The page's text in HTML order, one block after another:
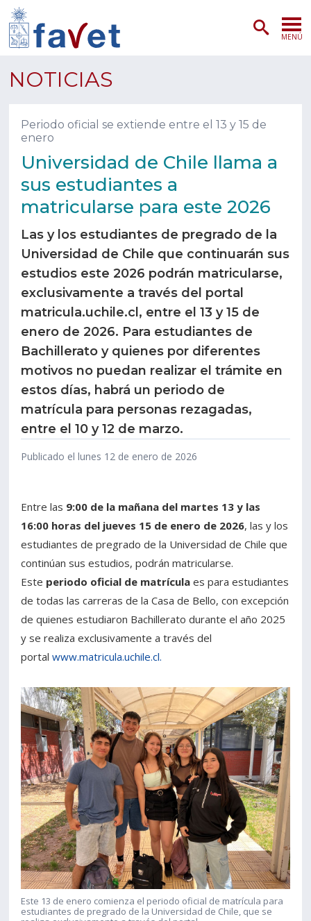
MENÚ
POSTGRADO
INVESTIGACIÓN
EXTENSIÓN
SERVICIOS VETERINARIOS
FACULTAD
Estudiantes
Académicos
Funcionarios
Egresados
NOTICIAS
Periodo oficial se extiende entre el 13 y 15 de
enero
Universidad de Chile llama a
sus estudiantes a
matricularse para este 2026
Las y los estudiantes de pregrado de la
Universidad de Chile que continuarán sus
estudios este 2026 podrán matricularse,
exclusivamente a través del portal
matricula.uchile.cl, entre el 13 y 15 de
enero de 2026. Para estudiantes de
Bachillerato y quienes por diferentes
motivos no puedan realizar el trámite en
estos días, habrá un periodo de
matrícula para personas rezagadas,
entre el 10 y 12 de marzo.
Publicado el lunes 12 de enero de 2026
Entre las 9:00 de la mañana del martes 13 y las
16:00 horas del jueves 15 de enero de 2026, las y los
estudiantes de pregrado de la Universidad de Chile que
continúan sus estudios, podrán matricularse.
Este periodo oficial de matrícula es para estudiantes
de todas las carreras de la Casa de Bello, con excepción
de quienes estudiaron Bachillerato durante el año 2025
y se realiza exclusivamente a través del
portalwww.matricula.uchile.cl.
Este 13 de enero comienza el periodo oficial de matrícula para
estudiantes de pregrado de la Universidad de Chile, que se